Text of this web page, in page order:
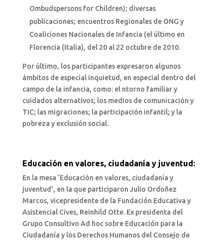
Ombudspersons for Children); diversas
publicaciones; encuentros Regionales de ONG y
Coaliciones Nacionales de Infancia (el último en
Florencia (Italia), del 20 al 22 octubre de 2010.
Por último, los participantes expresaron algunos
ámbitos de especial inquietud, en especial dentro del
campo de la infancia, como: el ntorno familiar y
cuidados alternativos; los medios de comunicación y
TIC; las migraciones; la participación infantil; y la
pobreza y exclusión social.
Educación en valores, ciudadanía y juventud:
En la mesa ‘Educación en valores, ciudadanía y
juventud’, en la que participaron Julio Ordoñez
Marcos, vicepresidente de la Fundación Educativa y
Asistencial Cives, Reinhild Otte. Ex presidenta del
Grupo Consultivo Ad hoc sobre Educación para la
Ciudadanía y los Derechos Humanos del Consejo de